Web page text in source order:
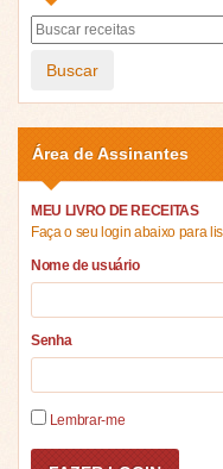
Buscar
Área de Assinantes
MEU LIVRO DE RECEITAS
Faça o seu login abaixo para
Nome de usuário
Senha
Lembrar-me